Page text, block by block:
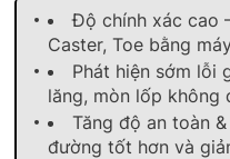
Độ chính xác cao
Caster, Toe bằng
Phát hiện sớm lỗi
lăng, mòn lốp không
Tăng độ an toàn
đường tốt hơn và